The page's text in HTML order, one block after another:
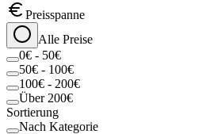
Preisspanne
Alle Preise
0€ - 50€
50€ - 100€
100€ - 200€
Über 200€
Sortierung
Nach Kategorie